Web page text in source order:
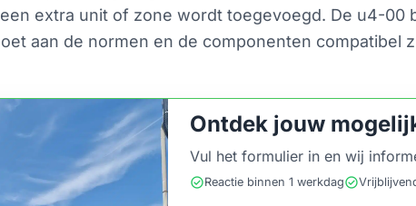
extra unit of zone wordt toegevoegd. De u4-
aan de normen en de componenten compatibel
Ontdek jouw
Vul het formulier in en wij
check_circleReactie binnen 1 werkdagcheck_circle